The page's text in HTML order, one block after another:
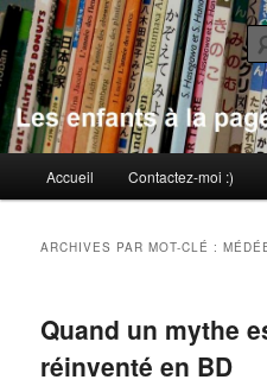
Aller
au
contenu
principal
Aller
au
contenu
secondaireLes enfants à la
principal
Accueil Contactez-moi :)
ARCHIVES PAR MOT-CLÉ :
Quand un mythe
réinventé en BD